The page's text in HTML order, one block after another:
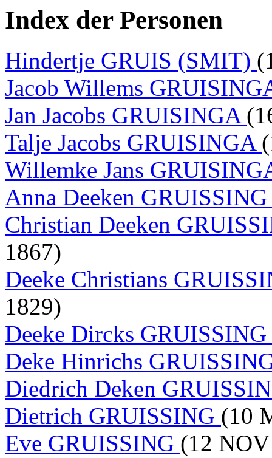
Index der Personen
Hindertje GRUIS (SMIT)
Jacob Willems
Jan Jacobs GRUISINGA
Talje Jacobs GRUISINGA
Willemke Jans
Anna Deeken
Christian Deeken
1867)
Deeke Christians
1829)
Deeke Dircks GRUISSING
Deke Hinrichs
Diedrich Deken
Dietrich GRUISSING (10
Eve GRUISSING (12